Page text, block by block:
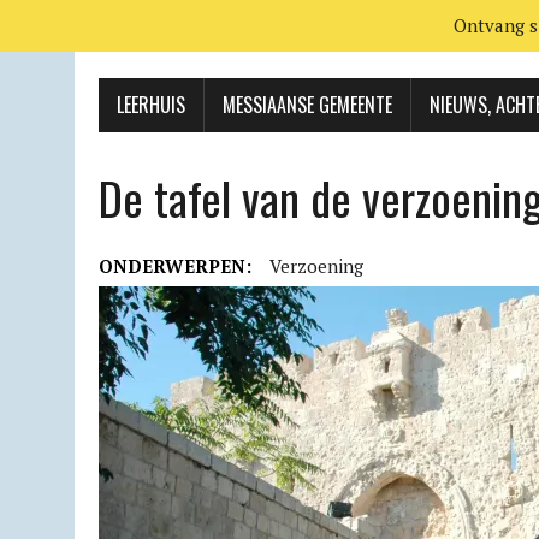
LEERHUIS MESSIAANSE GEMEENTE NIEUWS,
De tafel van de
ONDERWERPEN: Verzoening
Ontvang